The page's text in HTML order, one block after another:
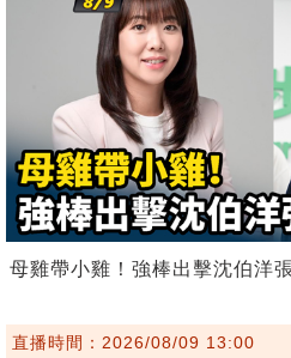
母雞帶小雞！強棒出擊沈伯洋
直播時間：2026/08/09 13:00